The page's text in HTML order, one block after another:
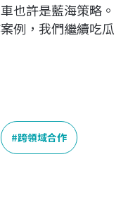
也許是藍海策略。
例，我們繼續吃瓜
跨領域合作